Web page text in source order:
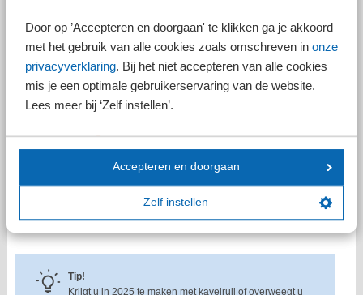
Door op ’Accepteren en doorgaan' te klikken ga je akkoord
met het gebruik van alle cookies zoals omschreven in onze
privacyverklaring. Bij het niet accepteren van alle cookies
mis je een optimale gebruikerservaring van de website.
Lees meer bij ‘Zelf instellen’.
Accepteren en doorgaan
Zelf instellen
van woningen, met uitzondering van agrarische bedrijfswoningen.
Verder is de vrijstelling voortaan alleen nog maar van toepassing als de
verkregen opstallen agrarisch worden gebruikt. Voor toepassing van de
vrijstelling is vanaf 2025 ook vereist dat het bedrijfsmatig gebruik van de
opstallen tenminste tien jaar wordt voortgezet. Deze eis geldt ook voor
de agrarische bedrijfswoning.
De wijzigingen kennen ook enkele uitzonderingen. Zo blijft de vrijstelling
van toepassing als een opstal door overheidsingrijpen aan de landbouw
wordt onttrokken met het oog op het ontwikkelen en in stand houden van
de natuur en het landschap. Verder geldt voor onbebouwde grond de
Tip!
Krijgt u in 2025 te maken met kavelruil of overweegt u